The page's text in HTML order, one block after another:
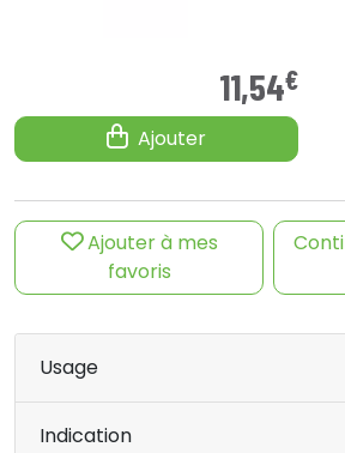
11,54€
Ajouter
Ajouter à mes
favoris
Usage
Indication